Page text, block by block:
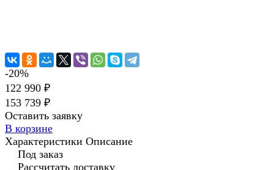
-20%
122 990 ₽
153 739 ₽
Оставить заявку
В корзине
Характеристики Описание
Под заказ
Рассчитать доставку